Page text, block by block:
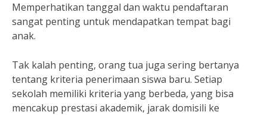
Memperhatikan tanggal dan waktu pendaftaran
sangat penting untuk mendapatkan tempat bagi
anak.
Tak kalah penting, orang tua juga sering bertanya
tentang kriteria penerimaan siswa baru. Setiap
sekolah memiliki kriteria yang berbeda, yang bisa
mencakup prestasi akademik, jarak domisili ke